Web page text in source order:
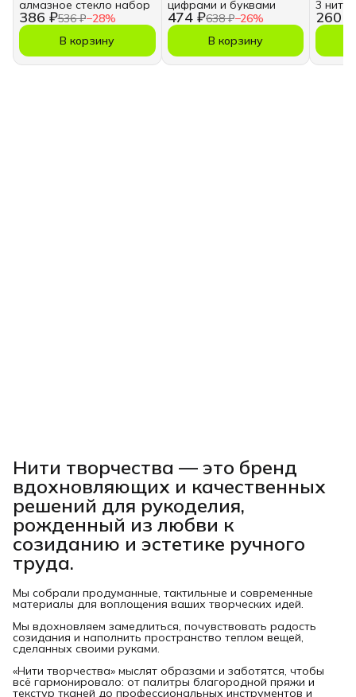
386 ₽536 ₽−28%
алмазное стекло набор
В корзину
474 ₽638 ₽−26%
цифрами и буквами
В корзину
260 ₽
3 нити
Нити творчества — это бренд
вдохновляющих и качественных
решений для рукоделия,
рожденный из любви к
созиданию и эстетике ручного
труда.
Мы собрали продуманные, тактильные и современные
материалы для воплощения ваших творческих идей.
Мы вдохновляем замедлиться, почувствовать радость
созидания и наполнить пространство теплом вещей,
сделанных своими руками.
«Нити творчества» мыслят образами и заботятся, чтобы
всё гармонировало: от палитры благородной пряжи и
текстур тканей до профессиональных инструментов и